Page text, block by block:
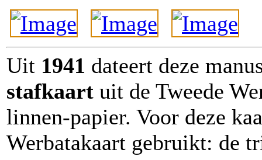
Uit 1941 dateert deze
stafkaart uit de Tweede
linnen-papier. Voor deze
Werbatakaart gebruikt: de